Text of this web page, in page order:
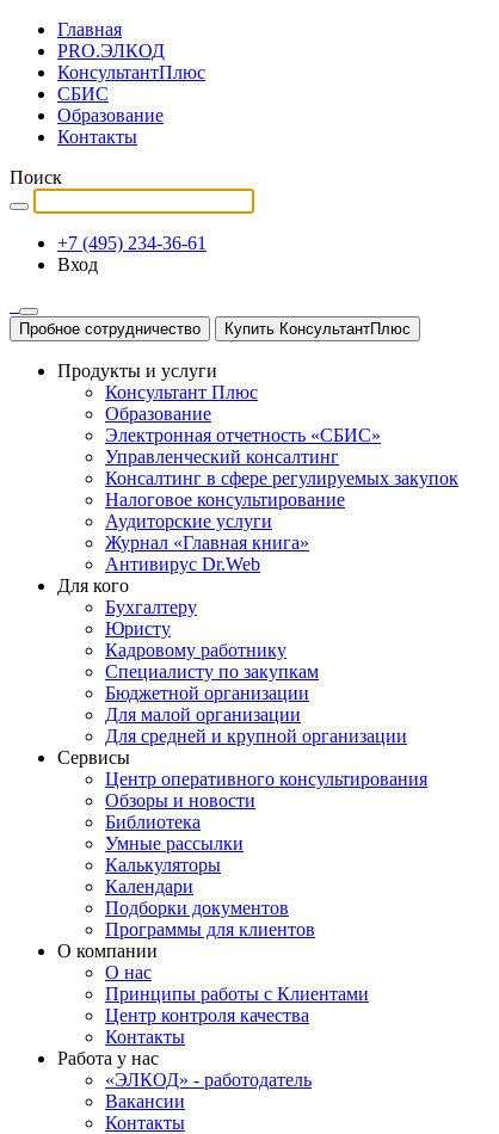
Главная
PRO.ЭЛКОД
КонсультантПлюс
СБИС
Образование
Контакты
Поиск
+7 (495) 234-36-61
Вход
Пробное сотрудничество Купить КонсультантПлюс
Продукты и услуги
Консультант Плюс
Образование
Электронная отчетность «СБИС»
Управленческий консалтинг
Консалтинг в сфере регулируемых закупок
Налоговое консультирование
Аудиторские услуги
Журнал «Главная книга»
Антивирус Dr.Web
Для кого
Бухгалтеру
Юристу
Кадровому работнику
Специалисту по закупкам
Бюджетной организации
Для малой организации
Для средней и крупной организации
Сервисы
Центр оперативного консультирования
Обзоры и новости
Библиотека
Умные рассылки
Калькуляторы
Календари
Подборки документов
Программы для клиентов
О компании
О нас
Принципы работы с Клиентами
Центр контроля качества
Контакты
Работа у нас
«ЭЛКОД» - работодатель
Вакансии
Контакты